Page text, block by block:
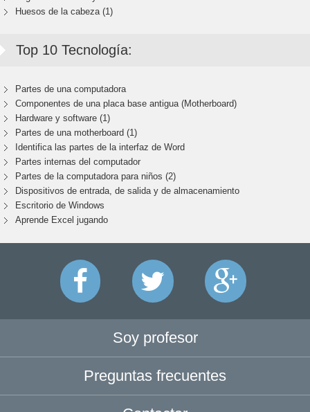
Huesos de la cabeza (1)
Top 10 Tecnología:
Partes de una computadora
Componentes de una placa base antigua (Motherboard)
Hardware y software (1)
Partes de una motherboard (1)
Identifica las partes de la interfaz de Word
Partes internas del computador
Partes de la computadora para niños (2)
Dispositivos de entrada, de salida y de almacenamiento
Escritorio de Windows
Aprende Excel jugando
Soy profesor
Preguntas frecuentes